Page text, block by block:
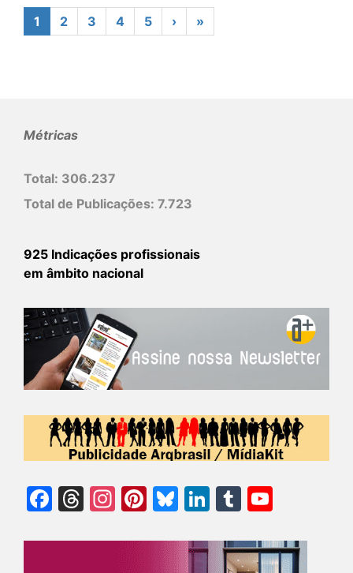
1 2 3 4 5 › »
Métricas
Total: 306.237
Total de Publicações: 7.723
925 Indicações profissionais
em âmbito nacional
Facebook
Threads
Instagram
Pinterest
Bluesky
LinkedIn
Tumblr